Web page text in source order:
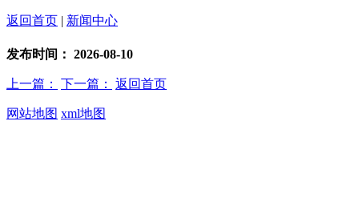
返回首页 | 新闻中心
发布时间： 2026-08-10
上一篇： 下一篇： 返回首页
网站地图 xml地图